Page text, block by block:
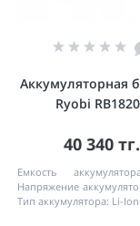
Аккумуляторная
Ryobi
40 340 тг.
Емкость
Напряжение
Тип аккумулятора: Li-Ion